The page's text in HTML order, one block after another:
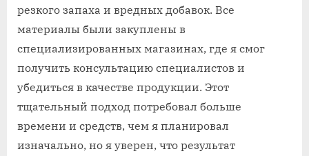
резкого запаха и вредных добавок. Все
материалы были закуплены в
специализированных магазинах, где я смог
получить консультацию специалистов и
убедиться в качестве продукции. Этот
тщательный подход потребовал больше
времени и средств, чем я планировал
изначально, но я уверен, что результат